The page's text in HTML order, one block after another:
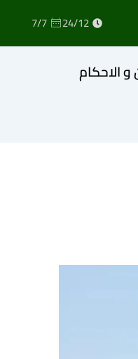
24/12
7/7
الاحكام